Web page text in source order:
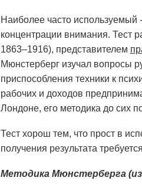
Наиболее часто используемый
концентрации внимания. Тест
1863–1916), представителем
Мюнстерберг изучал вопросы
приспособления техники к
рабочих и доходов
Лондоне, его методика до сих
Тест хорош тем, что прост в
получения результата
Методика Мюнстерберга